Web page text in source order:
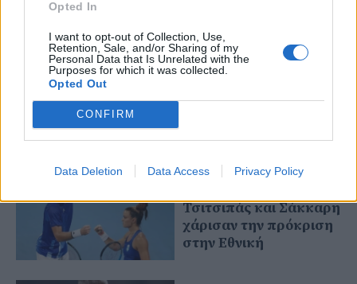
Opted In
I want to opt-out of Collection, Use,
Retention, Sale, and/or Sharing of my
Personal Data that Is Unrelated with the
Purposes for which it was collected.
Opted Out
CONFIRM
Data Deletion Data Access Privacy Policy
13 Μαρτίου 2026
Πρέκα και παικτριών
Τσιτσιπάς και Σάκκαρη
χάρισαν την πρόκριση
στην Εθνική